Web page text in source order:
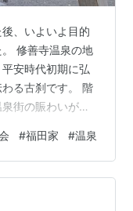
、いよいよ目的
修善寺温泉の地
安時代初期に弘
る古刹です。 階
街の賑わいが嘘
足を運んだ手水舎
んと溢れ出ている
んです。 さすが
かれているとは
#福田家 #温泉